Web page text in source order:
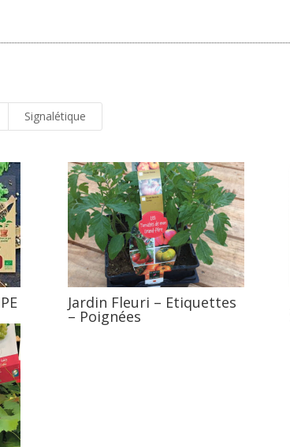
Signalétique
Jardin Fleuri – Etiquettes
– Poignées